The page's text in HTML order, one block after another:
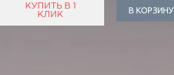
КУПИТЬ В 1
КЛИК
В КОРЗИНУ